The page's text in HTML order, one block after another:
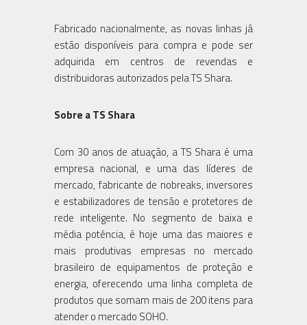
Fabricado nacionalmente, as novas linhas já
estão disponíveis para compra e pode ser
adquirida em centros de revendas e
distribuidoras autorizados pela TS Shara.
Sobre a TS Shara
Com 30 anos de atuação, a TS Shara é uma
empresa nacional, e uma das líderes de
mercado, fabricante de nobreaks, inversores
e estabilizadores de tensão e protetores de
rede inteligente. No segmento de baixa e
média potência, é hoje uma das maiores e
mais produtivas empresas no mercado
brasileiro de equipamentos de proteção e
energia, oferecendo uma linha completa de
produtos que somam mais de 200 itens para
atender o mercado SOHO.